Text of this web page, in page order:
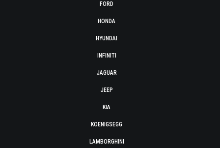
FORD
HONDA
HYUNDAI
INFINITI
JAGUAR
JEEP
KIA
KOENIGSEGG
LAMBORGHINI